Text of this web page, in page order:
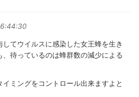
してウイルスに感染した女王蜂を生き
待っているのは蜂群数の減少による
ミングをコントロール出来ますよと